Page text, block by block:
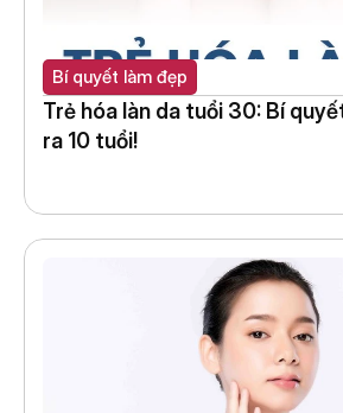
Bí quyết làm đẹp
Trẻ hóa làn da tuổi 30: Bí
ra 10 tuổi!